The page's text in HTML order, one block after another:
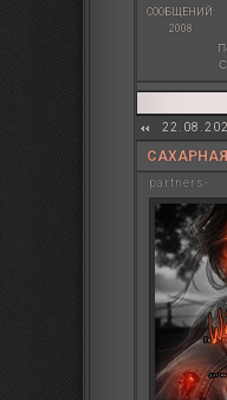
СООБЩЕНИЙ:
2008
САХАРНАЯ
partners-